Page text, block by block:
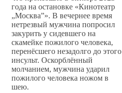
года на остановке «Кинотеатр
„Москва”». В вечернее время
нетрезвый мужчина попросил
закурить у сидевшего на
скамейке пожилого человека,
перенёсшего незадолго до этого
инсульт. Оскорблённый
молчанием, мужчина ударил
пожилого человека ножом в
шею.